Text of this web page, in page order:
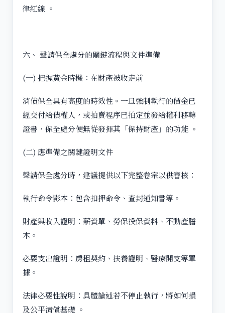
律紅線 。
六、 聲請保全處分的關鍵流程與文件準備
(一) 把握黃金時機：在財產被收走前
消債保全具有高度的時效性。一旦強制執行的價金已
經交付給債權人，或拍賣程序已拍定並發給權利移轉
證書，保全處分便無從發揮其「保持財產」的功能 。
(二) 應準備之關鍵證明文件
聲請保全處分時，建議提供以下完整卷宗以供審核：
執行命令影本：包含扣押命令、查封通知書等。
財產與收入證明：薪資單、勞保投保資料、不動產謄
本。
必要支出證明：房租契約、扶養證明、醫療開支等單
據。
法律必要性說明：具體論述若不停止執行，將如何損
及公平清償基礎 。